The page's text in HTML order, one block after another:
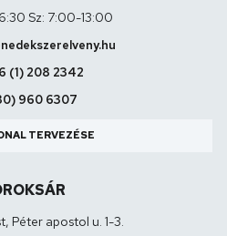
Sz: 7:00-13:00
(1) 208 2342
960 6307
TERVEZÉSE
Péter apostol u. 1-3.